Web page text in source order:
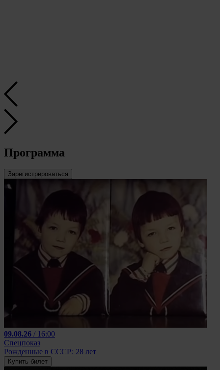
Программа
Зарегистрироваться
09.08.26 / 16:00
Спецпоказ
Рожденные в СССР: 28 лет
Купить билет